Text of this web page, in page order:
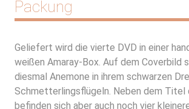
Packung
Geliefert wird die vierte DVD in einer
weißen Amaray-Box. Auf dem Coverbild
diesmal Anemone in ihrem schwarzen
Schmetterlingsflügeln. Neben dem Titel
befinden sich aber auch noch vier